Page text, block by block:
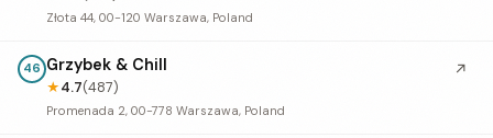
Złota 44, 00-120 Warszawa, Poland
46 Grzybek & Chill
★4.7(487)
Promenada 2, 00-778 Warszawa, Poland
↗